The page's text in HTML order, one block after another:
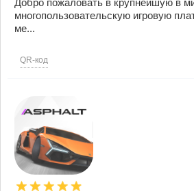
Добро пожаловать в крупнейшую в
многопользовательскую игровую
ме...
QR-код